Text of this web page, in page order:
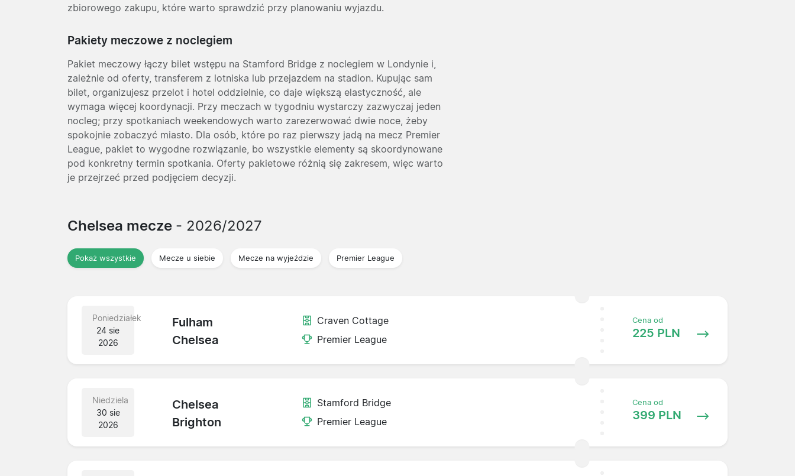
zbiorowego zakupu, które warto sprawdzić przy planowaniu wyjazdu.
Pakiety meczowe z noclegiem
Pakiet meczowy łączy bilet wstępu na Stamford Bridge z noclegiem w Londynie i,
zależnie od oferty, transferem z lotniska lub przejazdem na stadion. Kupując sam
bilet, organizujesz przelot i hotel oddzielnie, co daje większą elastyczność, ale
wymaga więcej koordynacji. Przy meczach w tygodniu wystarczy zazwyczaj jeden
nocleg; przy spotkaniach weekendowych warto zarezerwować dwie noce, żeby
spokojnie zobaczyć miasto. Dla osób, które po raz pierwszy jadą na mecz Premier
League, pakiet to wygodne rozwiązanie, bo wszystkie elementy są skoordynowane
pod konkretny termin spotkania. Oferty pakietowe różnią się zakresem, więc warto
je przejrzeć przed podjęciem decyzji.
Chelsea mecze - 2026/2027
Pokaż wszystkie Mecze u siebie Mecze na wyjeździe Premier League
Poniedziałek
24 sie
2026
Fulham
Chelsea
Craven Cottage
Premier League
Cena od
225 PLN
Niedziela
30 sie
2026
Chelsea
Brighton
Stamford Bridge
Premier League
Cena od
399 PLN